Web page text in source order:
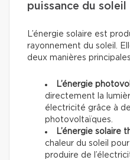
puissance du soleil
L’énergie solaire est
rayonnement du soleil.
deux manières
L’énergie
directement la
électricité grâce à
photovoltaïques.
L’énergie solaire
chaleur du soleil
produire de